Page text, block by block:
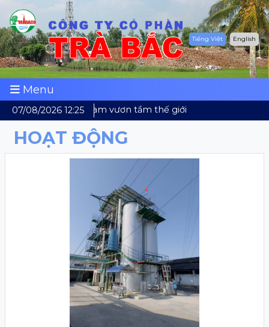
Tiếng Việt English
Menu
07/08/2026 12:25
Dừa Việt Nam vươn tầm thế giới
HOẠT ĐỘNG